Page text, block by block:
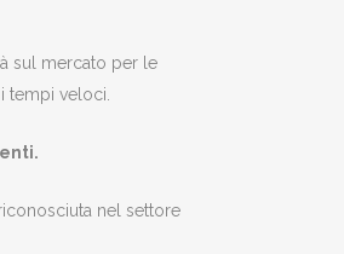
sul mercato per le
tempi veloci.
nel settore